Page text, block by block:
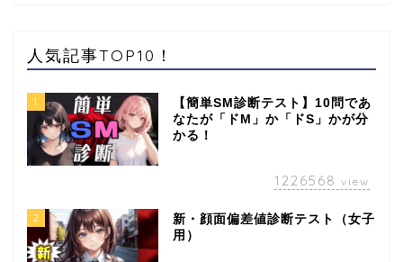
人気記事TOP10！
1
【簡単SM診断テスト】10問であ
なたが「ドM」か「ドS」かが分
かる！
1226568 view
2
新・顔面偏差値診断テスト（女子
用）